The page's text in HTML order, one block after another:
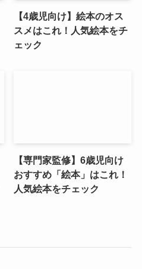
【4歳児向け】絵本のオス
スメはこれ！人気絵本をチ
ェック
【専門家監修】6歳児向け
おすすめ「絵本」はこれ！
人気絵本をチェック